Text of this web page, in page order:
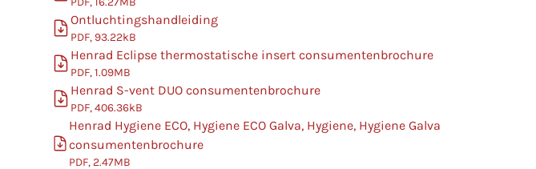
Ontluchtingshandleiding
PDF, 93.22kB
Henrad Eclipse thermostatische insert consumentenbrochure
PDF, 1.09MB
Henrad S-vent DUO consumentenbrochure
PDF, 406.36kB
Henrad Hygiene ECO, Hygiene ECO Galva, Hygiene, Hygiene Galva
consumentenbrochure
PDF, 2.47MB